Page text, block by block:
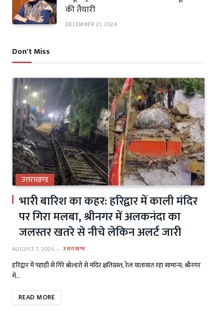
की तैयारी
DECEMBER 21, 2024
Don't Miss
उत्तराखण्ड
भारी बारिश का कहर: हरिद्वार में काली मंदिर
पर गिरा मलबा, श्रीनगर में अलकनंदा का
जलस्तर खतरे से नीचे लेकिन अलर्ट जारी
AUGUST 7, 2026 उत्तराखण्ड
हरिद्वार में पहाड़ी से गिरे बोल्डरों से मंदिर क्षतिग्रस्त, रेल यातायात रहा सामान्य; श्रीनगर
में…
READ MORE